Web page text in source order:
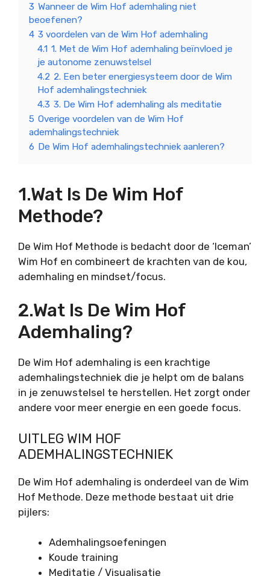
3 Wanneer de Wim Hof ademhaling niet
beoefenen?
4 3 voordelen van de Wim Hof ademhaling
4.1 1. Met de Wim Hof ademhaling beïnvloed je
je autonome zenuwstelsel
4.2 2. Een beter energiesysteem door de Wim
Hof ademhalingstechniek
4.3 3. De Wim Hof ademhaling als meditatie
5 Overige voordelen van de Wim Hof
ademhalingstechniek
6 De Wim Hof ademhalingstechniek aanleren?
1.Wat Is De Wim Hof
Methode?
De Wim Hof Methode is bedacht door de ‘Iceman’
Wim Hof en combineert de krachten van de kou,
ademhaling en mindset/focus.
2.Wat Is De Wim Hof
Ademhaling?
De Wim Hof ademhaling is een krachtige
ademhalingstechniek die je helpt om de balans
in je zenuwstelsel te herstellen. Het zorgt onder
andere voor meer energie en een goede focus.
UITLEG WIM HOF
ADEMHALINGSTECHNIEK
De Wim Hof ademhaling is onderdeel van de Wim
Hof Methode. Deze methode bestaat uit drie
pijlers:
Ademhalingsoefeningen
Koude training
Meditatie / Visualisatie